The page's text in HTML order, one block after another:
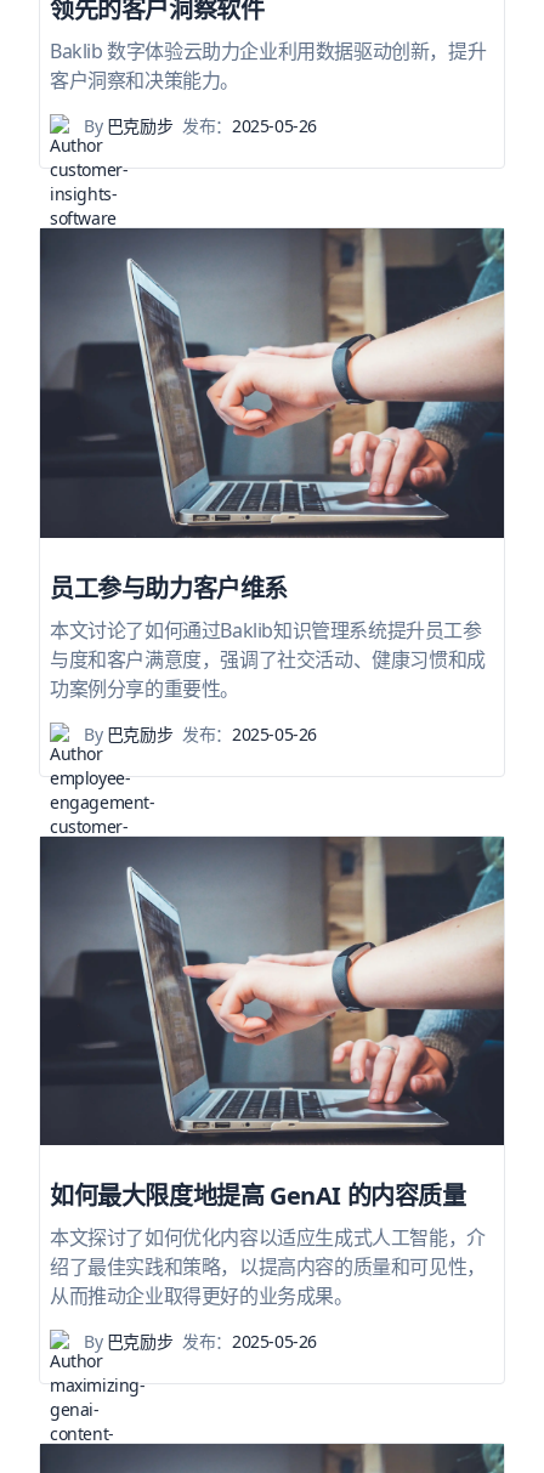
领先的客户洞察软件
Baklib 数字体验云助力企业利用数据驱动创新，提升
客户洞察和决策能力。
By巴克励步 发布：2025-05-26
员工参与助力客户维系
本文讨论了如何通过Baklib知识管理系统提升员工参
与度和客户满意度，强调了社交活动、健康习惯和成
功案例分享的重要性。
By巴克励步 发布： 2025-05-26
如何最大限度地提高 GenAI 的内容质量
本文探讨了如何优化内容以适应生成式人工智能，介
绍了最佳实践和策略，以提高内容的质量和可见性，
从而推动企业取得更好的业务成果。
By巴克励步 发布：2025-05-26